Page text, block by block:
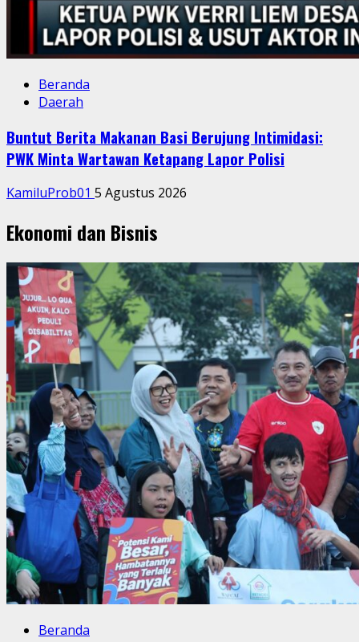
Beranda
Daerah
Buntut Berita Makanan Basi Berujung Intimidasi:
PWK Minta Wartawan Ketapang Lapor Polisi
KamiluProb01 5 Agustus 2026
Ekonomi dan Bisnis
Beranda